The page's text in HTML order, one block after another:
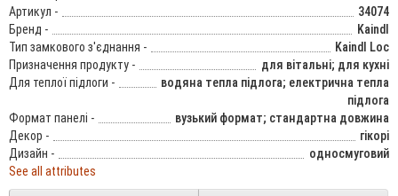
Артикул -
34074
Бренд -
Kaindl
Тип замкового з'єднання -
Kaindl Loc
Призначення продукту -
для вітальні; для кухні
Для теплої підлоги -
водяна тепла підлога; електрична тепла
підлога
Формат панелі -
вузький формат; стандартна довжина
Декор -
гікорі
Дизайн -
односмуговий
See all attributes